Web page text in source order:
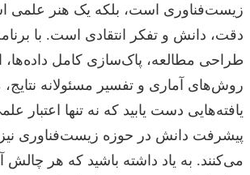
زیست‌فناوری است، بلکه یک هنر علمی
دقت، دانش و تفکر انتقادی است. با
طراحی مطالعه، پاک‌سازی کامل داده‌ها،
روش‌های آماری و تفسیر مسئولانه نتایج،
یافته‌هایی دست یابید که نه تنها اعتبار
پیشرفت دانش در حوزه زیست‌فناوری
می‌کنند. به یاد داشته باشید که هر